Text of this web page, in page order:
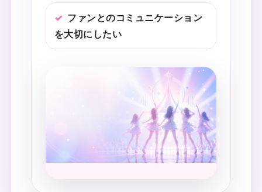
ファンとのコミュニケーション
を大切にしたい